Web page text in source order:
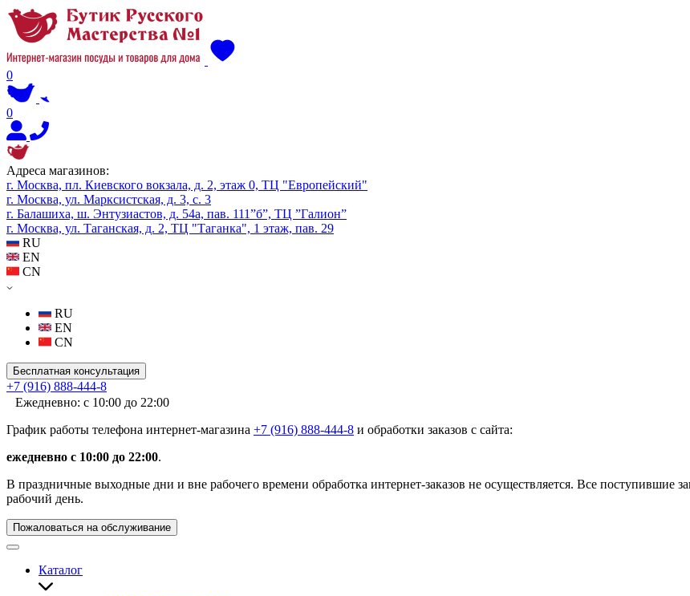
0
0
Адреса магазинов:
г. Москва, пл. Киевского вокзала, д. 2, этаж 0, ТЦ "Европейский"
г. Москва, ул. Марксистская, д. 3, с. 3
г. Балашиха, ш. Энтузиастов, д. 54а, пав. 111”б”, ТЦ ”Галион”
г. Москва, ул. Таганская, д. 2, ТЦ "Таганка", 1 этаж, пав. 29
RU
EN
CN
RU
EN
CN
Бесплатная консультация
+7 (916) 888-444-8
Ежедневно: с 10:00 до 22:00
График работы телефона интернет-магазина +7 (916) 888-444-8 и обработки заказов с сайта:
ежедневно с 10:00 до 22:00.
В праздничные выходные дни и вне рабочего времени обработка интернет-заказов не осуществляется. Все поступившие
рабочий день.
Пожаловаться на обслуживание
Каталог